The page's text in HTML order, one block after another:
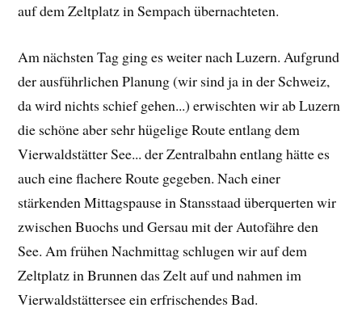
auf dem Zeltplatz in Sempach übernachteten.
Am nächsten Tag ging es weiter nach Luzern. Aufgrund
der ausführlichen Planung (wir sind ja in der Schweiz,
da wird nichts schief gehen...) erwischten wir ab Luzern
die schöne aber sehr hügelige Route entlang dem
Vierwaldstätter See... der Zentralbahn entlang hätte es
auch eine flachere Route gegeben. Nach einer
stärkenden Mittagspause in Stansstaad überquerten wir
zwischen Buochs und Gersau mit der Autofähre den
See. Am frühen Nachmittag schlugen wir auf dem
Zeltplatz in Brunnen das Zelt auf und nahmen im
Vierwaldstättersee ein erfrischendes Bad.